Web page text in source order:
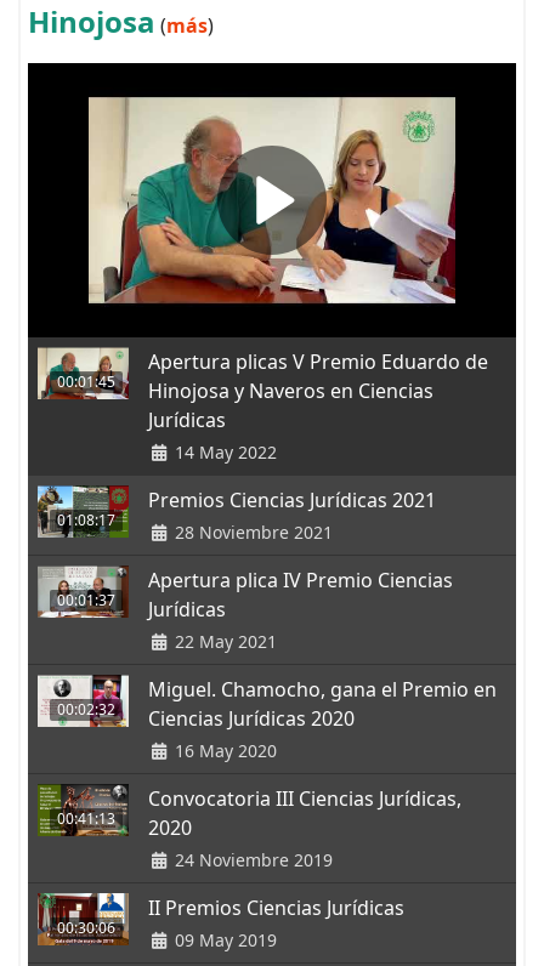
Hinojosa (más)
00:01:45
Apertura plicas V Premio Eduardo de
Hinojosa y Naveros en Ciencias
Jurídicas
14 May 2022
01:08:17
Premios Ciencias Jurídicas 2021
28 Noviembre 2021
00:01:37
Apertura plica IV Premio Ciencias
Jurídicas
22 May 2021
00:02:32
Miguel. Chamocho, gana el Premio en
Ciencias Jurídicas 2020
16 May 2020
00:41:13
Convocatoria III Ciencias Jurídicas,
2020
24 Noviembre 2019
00:30:06
II Premios Ciencias Jurídicas
09 May 2019